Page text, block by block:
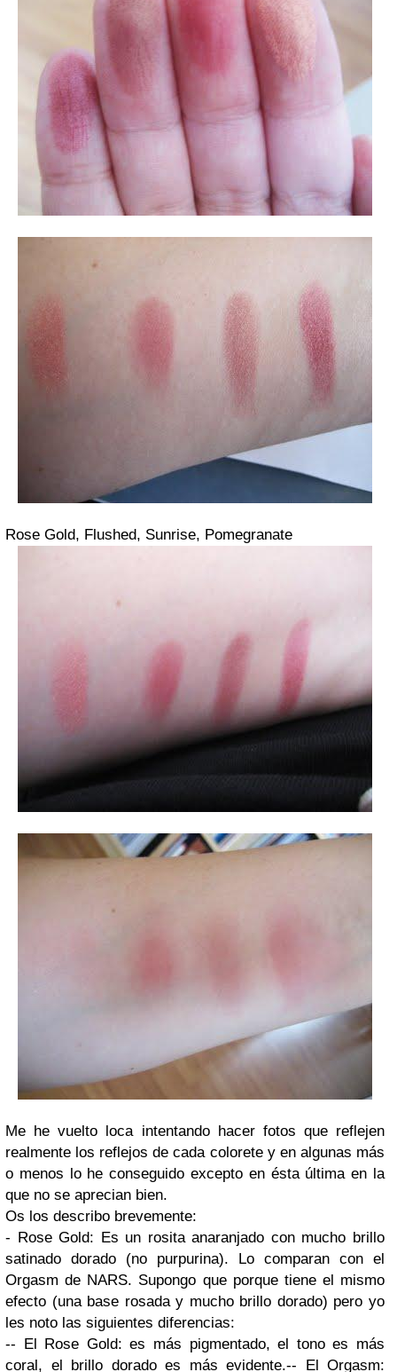
Rose Gold, Flushed, Sunrise, Pomegranate
Me he vuelto loca intentando hacer fotos que reflejen
realmente los reflejos de cada colorete y en algunas más
o menos lo he conseguido excepto en ésta última en la
que no se aprecian bien.
Os los describo brevemente:
- Rose Gold: Es un rosita anaranjado con mucho brillo
satinado dorado (no purpurina). Lo comparan con el
Orgasm de NARS. Supongo que porque tiene el mismo
efecto (una base rosada y mucho brillo dorado) pero yo
les noto las siguientes diferencias:
-- El Rose Gold: es más pigmentado, el tono es más
coral, el brillo dorado es más evidente.-- El Orgasm: